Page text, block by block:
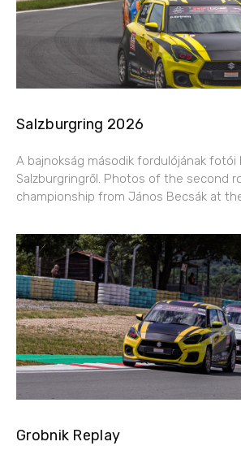
Salzburgring 2026
A bajnokság második fordulójának fotói
Salzburgringről. Photos of the second
championship from János Becsák at
Grobnik Replay